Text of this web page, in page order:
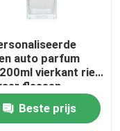
auto parfum
vierkant riet
flessen
Beste prijs